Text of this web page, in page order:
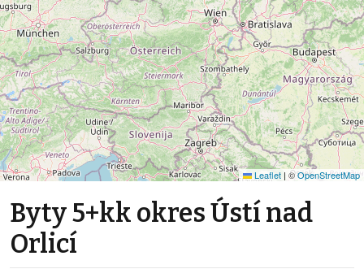
Leaflet | ©OpenStreetMap
Byty 5+kk okres Ústí nad
Orlicí